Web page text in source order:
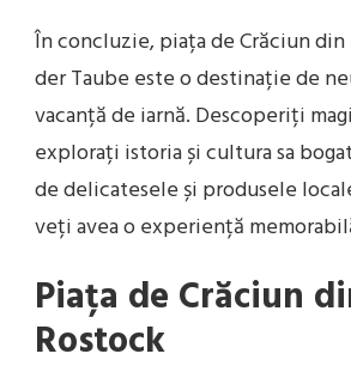
În concluzie, piața de Crăciun
der Taube este o destinație de
vacanță de iarnă. Descoperiți
explorați istoria și cultura sa
de delicatesele și produsele
veți avea o experiență
Piața de Crăciun
Rostock